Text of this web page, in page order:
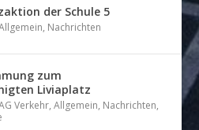
der Schule 5
, Nachrichten
zum
Liviaplatz
Verkehr,Allgemein, Nachrichten,